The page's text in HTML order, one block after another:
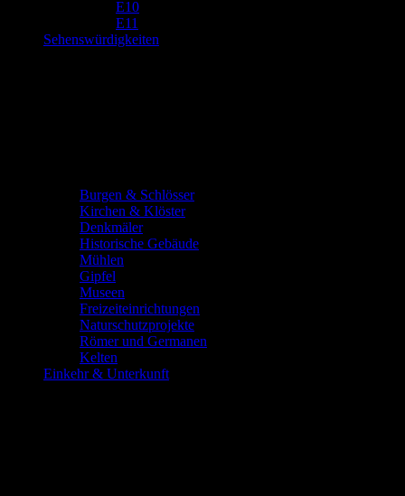
E10
E11
Sehenswürdigkeiten
Burgen & Schlösser
Kirchen & Klöster
Denkmäler
Historische Gebäude
Mühlen
Gipfel
Museen
Freizeiteinrichtungen
Naturschutzprojekte
Römer und Germanen
Kelten
Einkehr & Unterkunft